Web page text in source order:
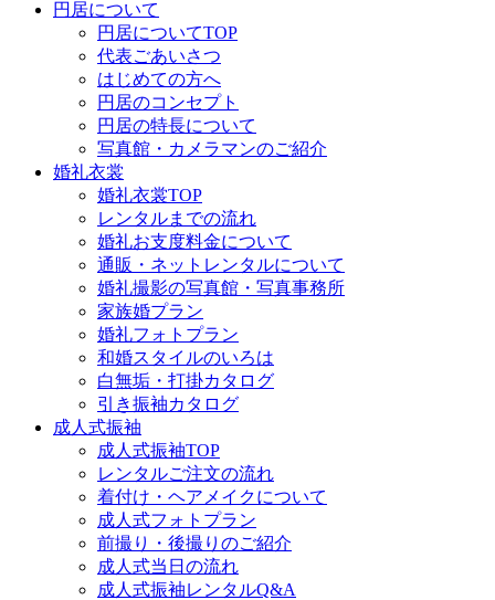
円居について
円居についてTOP
代表ごあいさつ
はじめての方へ
円居のコンセプト
円居の特長について
写真館・カメラマンのご紹介
婚礼衣裳
婚礼衣裳TOP
レンタルまでの流れ
婚礼お支度料金について
通販・ネットレンタルについて
婚礼撮影の写真館・写真事務所
家族婚プラン
婚礼フォトプラン
和婚スタイルのいろは
白無垢・打掛カタログ
引き振袖カタログ
成人式振袖
成人式振袖TOP
レンタルご注文の流れ
着付け・ヘアメイクについて
成人式フォトプラン
前撮り・後撮りのご紹介
成人式当日の流れ
成人式振袖レンタルQ&A